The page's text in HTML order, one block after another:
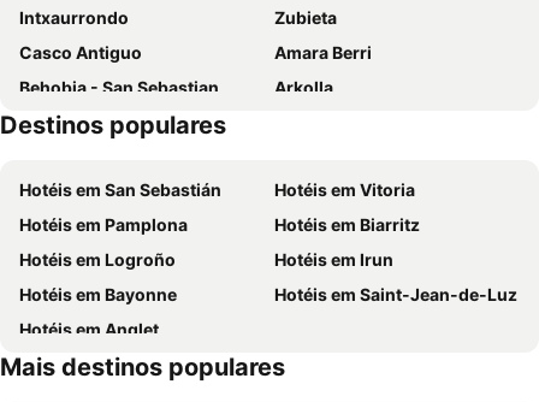
Intxaurrondo
Zubieta
Casco Antiguo
Amara Berri
Behobia - San Sebastian
Arkolla
Hondarribia
Antilla
Museo de Navarra
Estación de autobuses
Yamaguchi
Milagrosa
Puntalea
Bosque de Orgi
Casco histórico
Señorío de Bértiz
Puente de la Rabia
Ezcaba
Destinos populares
Hotéis em San Sebastián
Hotéis em Vitoria
Hotéis em Pamplona
Hotéis em Biarritz
Hotéis em Logroño
Hotéis em Irun
Hotéis em Bayonne
Hotéis em Saint-Jean-de-Luz
Hotéis em Anglet
Mais destinos populares